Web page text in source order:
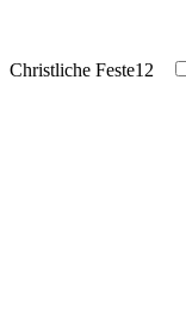
Christliche Feste12